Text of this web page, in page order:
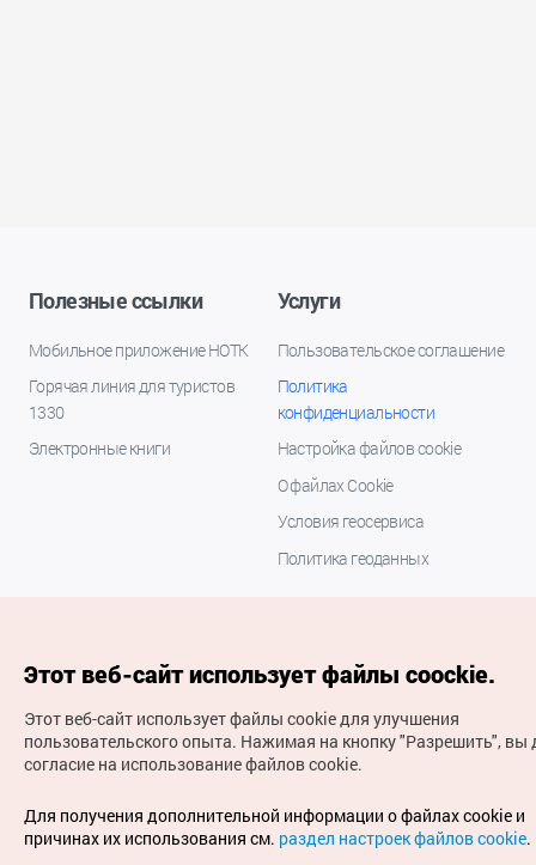
Полезные ссылки
Мобильное приложение НОТК
Горячая линия для туристов
1330
Электронные книги
Услуги
Пользовательское соглашение
Политика
конфиденциальности
Настройка файлов cookie
О файлах Cookie
Условия геосервиса
Политика геоданных
(с) Национальная организация туризма Кореи Все
права защищены
Для извещения об ошибках и проблемах, связанных с
работой веб-сайта, направляйте ваши запросы на
Этот веб-сайт использует файлы coockie.
Этот веб-сайт использует файлы cookie для улучшения
пользовательского опыта. Нажимая на кнопку "Разрешить", вы
согласие на использование файлов cookie.
Для получения дополнительной информации о файлах cookie и
причинах их использования см. раздел настроек файлов cookie.